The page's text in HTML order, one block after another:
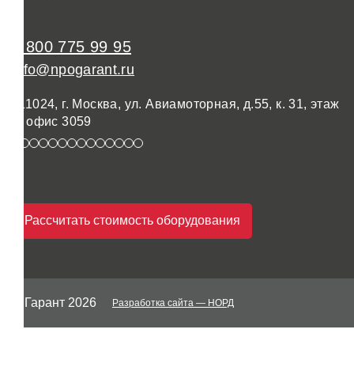
8 800 775 99 95
info@npogarant.ru
111024, г. Москва, ул. Авиамоторная, д.55, к. 31, этаж
3, офис 3059
Рассчитать стоимость оборудования
© Гарант 2026 Разработка сайта — НОРД